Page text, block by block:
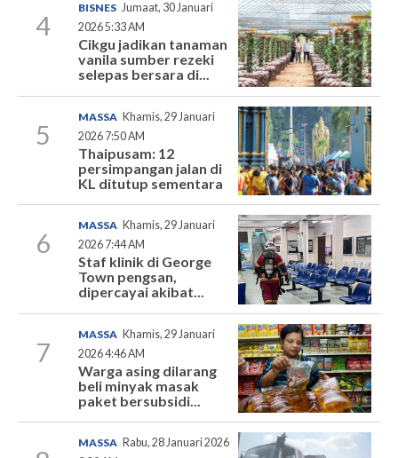
4
BISNES Jumaat, 30 Januari
2026 5:33 AM
Cikgu jadikan tanaman
vanila sumber rezeki
selepas bersara di...
5
MASSA Khamis, 29 Januari
2026 7:50 AM
Thaipusam: 12
persimpangan jalan di
KL ditutup sementara
6
MASSA Khamis, 29 Januari
2026 7:44 AM
Staf klinik di George
Town pengsan,
dipercayai akibat...
7
MASSA Khamis, 29 Januari
2026 4:46 AM
Warga asing dilarang
beli minyak masak
paket bersubsidi...
MASSA Rabu, 28 Januari 2026